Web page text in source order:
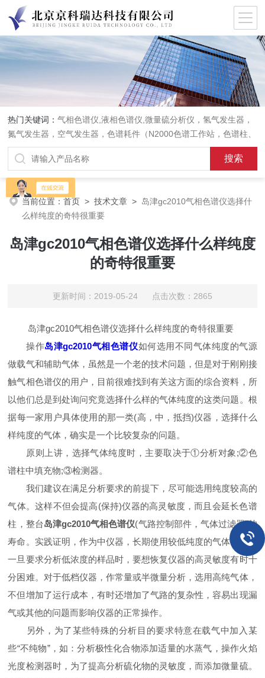
热门关键词：气相色谱仪,液相色谱仪,微量硫分析仪，氢气发生器，
氮气发生器，空气发生器，色谱耗件（N2000色谱工作站，色谱柱、
阀件、进样器、色谱担体），顶空进样器，热解析仪，紫外分光光度
计，原子吸收分光光度计，傅立叶红外光谱仪，分析天平等常规实验
室产品。
当前位置：首页 >技术文章 > 岛津gc2010气相色谱仪选择什
么样纯度的奇特很重要
岛津gc2010气相色谱仪选择什么样纯度
的奇特很重要
更新时间：2019-05-24 点击次数：2865
岛津gc2010气相色谱仪选择什么样纯度的奇特很重要
操作岛津gc2010气相色谱仪如何选用不同气体纯度的气源
做载气和辅助气体，虽然是一个老的技术问题，但是对于刚刚接
触气相色谱仪的用户，目前很难找到有关这方面的综合资料，所
以他们总是到处询问究竟选择什么样的气体纯度的这类问题。根
据每一家用户具体使用的那一类(高，中，抵挡)仪器，选择什么
样纯度的气体，确实是一个比较复杂的问题。
原则上讲，选择气体纯度时，主要取决于①分析对象;②色
谱柱中填充物;③检测器。
我们建议在满足分析要求的前提下，尽可能选用纯度较高的
气体。这样不但会提高(保持)仪器的高灵敏度，而且会延长色谱
柱，整台岛津gc2010气相色谱仪(气路控制部件，气体过滤器)的
寿命。实践证明，作为中仪器，长期使用较低纯度的气体气源，
一旦要求分析低浓度的样品时，要想恢复仪器的高灵敏度有时十
分困难。对于低档仪器，作常量或半微量分析，选用高纯气体，
不但增加了运行成本，有时还增加了气路的复杂性，容易出现漏
气或其他的问题而影响仪器的正常操作。
另外，为了某些特殊的分析目的要求特意在载气中加入某
些“不纯物”，如：分析极性化合物添加适量的水蒸气，操作火焰
光度检测器时，为了提高分析硫化物的灵敏度，而添加微量硫。